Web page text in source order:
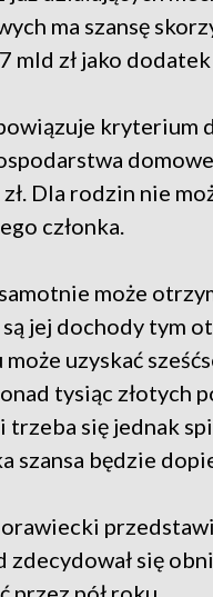
ma szansę
mld zł jako dodatek
kryterium
Dla rodzin nie
członka.
może
jej dochody tym
uzyskać
tysiąc złotych
się jednak
szansa będzie
zdecydował się